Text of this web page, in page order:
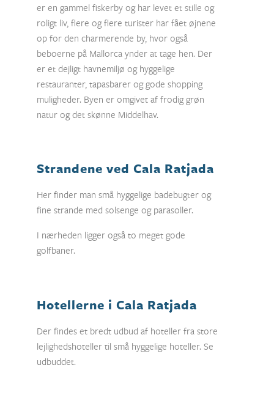
er en gammel fiskerby og har levet et stille og
roligt liv, flere og flere turister har fået øjnene
op for den charmerende by, hvor også
beboerne på Mallorca ynder at tage hen. Der
er et dejligt havnemiljø og hyggelige
restauranter, tapasbarer og gode shopping
muligheder. Byen er omgivet af frodig grøn
natur og det skønne Middelhav.
Strandene ved Cala Ratjada
Her finder man små hyggelige badebugter og
fine strande med solsenge og parasoller.
I nærheden ligger også to meget gode
golfbaner.
Hotellerne i Cala Ratjada
Der findes et bredt udbud af hoteller fra store
lejlighedshoteller til små hyggelige hoteller. Se
udbuddet.